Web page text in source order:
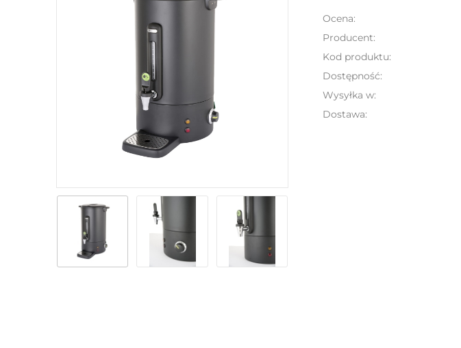
Ocena:
Producent:
Kod produktu:
Dostępność:
Wysyłka w:
Dostawa: